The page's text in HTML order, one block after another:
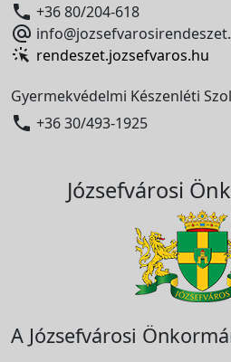
 +36 80/204-618

rendeszet.jozsefvaros.hu
Gyermekvédelmi Készenléti
 +36 30/493-1925
Józsefvárosi
A Józsefvárosi